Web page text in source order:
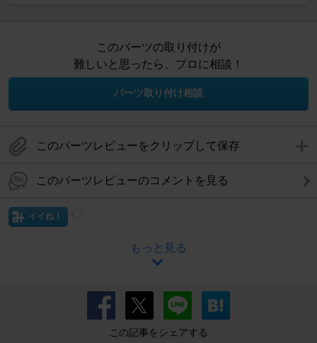
このパーツの取り付けが
難しいと思ったら、プロに相談！
パーツ取り付け相談
このパーツレビューをクリップして保存
このパーツレビューのコメントを見る
イイね！
もっと見る
この記事をシェアする